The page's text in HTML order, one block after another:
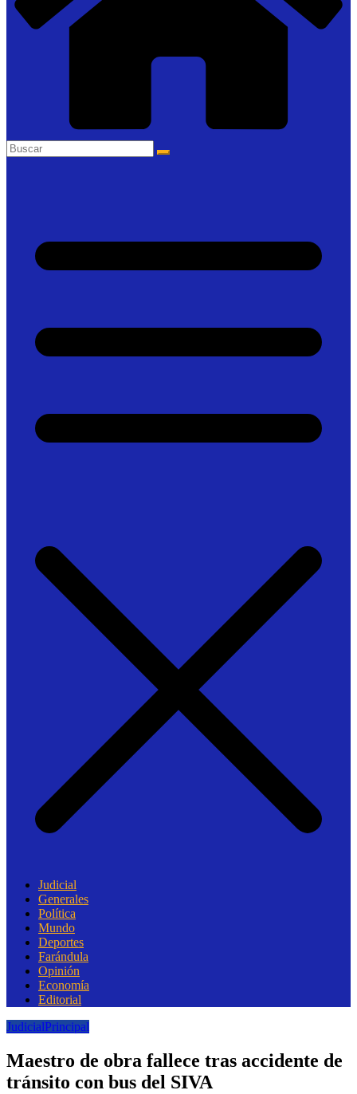
Judicial
Generales
Política
Mundo
Deportes
Farándula
Opinión
Economía
Editorial
JudicialPrincipal
Maestro de obra fallece tras accidente de
tránsito con bus del SIVA